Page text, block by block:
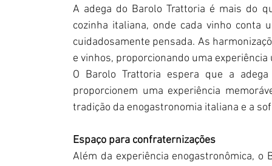
A adega do Barolo Trattoria é mais do
cozinha italiana, onde cada vinho conta
cuidadosamente pensada. As
e vinhos, proporcionando uma
O Barolo Trattoria espera que a
proporcionem uma experiência
tradição da enogastronomia italiana e a
Espaço para confraternizações
Além da experiência enogastronômica, o